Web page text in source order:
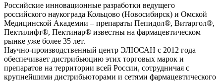
Российские инновационные разработки ведущего
российского наукограда Кольцово (Новосибирск) и Омской
Медицинской Академии – препараты Пепидол®, Витаргол®,
Пектилифт®, Пектинар® известны на фармацевтическом
рынке уже более 35 лет.
Научно-производственный центр ЭЛЮСАН с 2012 года
обеспечивает дистрибьюцию этих торговых марок и
препаратов на территории всей России, сотрудничая с
крупнейшими дистрибьюторами и сетями фармацевтического